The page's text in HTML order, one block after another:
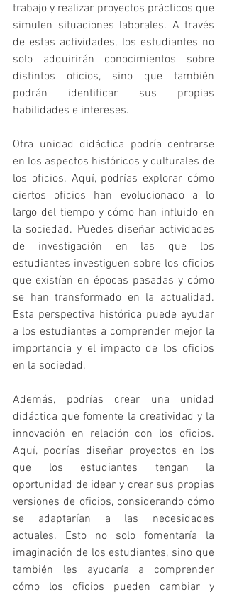
trabajo y realizar proyectos prácticos que
simulen situaciones laborales. A través
de estas actividades, los estudiantes no
solo adquirirán conocimientos sobre
distintos oficios, sino que también
podrán identificar sus propias
habilidades e intereses.
Otra unidad didáctica podría centrarse
en los aspectos históricos y culturales de
los oficios. Aquí, podrías explorar cómo
ciertos oficios han evolucionado a lo
largo del tiempo y cómo han influido en
la sociedad. Puedes diseñar actividades
de investigación en las que los
estudiantes investiguen sobre los oficios
que existían en épocas pasadas y cómo
se han transformado en la actualidad.
Esta perspectiva histórica puede ayudar
a los estudiantes a comprender mejor la
importancia y el impacto de los oficios
en la sociedad.
Además, podrías crear una unidad
didáctica que fomente la creatividad y la
innovación en relación con los oficios.
Aquí, podrías diseñar proyectos en los
que los estudiantes tengan la
oportunidad de idear y crear sus propias
versiones de oficios, considerando cómo
se adaptarían a las necesidades
actuales. Esto no solo fomentaría la
imaginación de los estudiantes, sino que
también les ayudaría a comprender
cómo los oficios pueden cambiar y